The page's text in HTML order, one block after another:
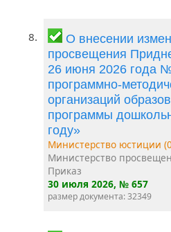
8.
О внесении
просвещения
26 июня 2026 года
программно-
организаций
программы
году»
Министерство юстиции
Министерство
Приказ
30 июля 2026, № 657
размер документа: 32349